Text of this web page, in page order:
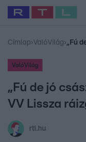
Legfrissebb RTL Híradó
Babits Marcella
Címlap›ValóVilág›
ValóVilág
„Fú de jó
VV Lissza
rtl.hu